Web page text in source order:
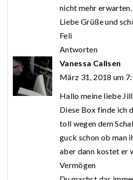
nicht mehr erwarten.
Liebe Grüße und
Feli
Antworten
Vanessa Callsen
März 31, 2018 um
Hallo meine liebe Jill,
Diese Box finde ich
toll wegen dem
guck schon ob man
aber dann kostet er
Vermögen